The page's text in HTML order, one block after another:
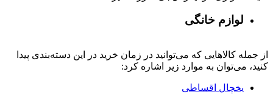
لوازم خانگی
از جمله کالاهایی که می‌توانید در زمان خرید در این دسته‌بندی پیدا
کنید، می‌توان به موارد زیر اشاره کرد:
یخچال اقساطی